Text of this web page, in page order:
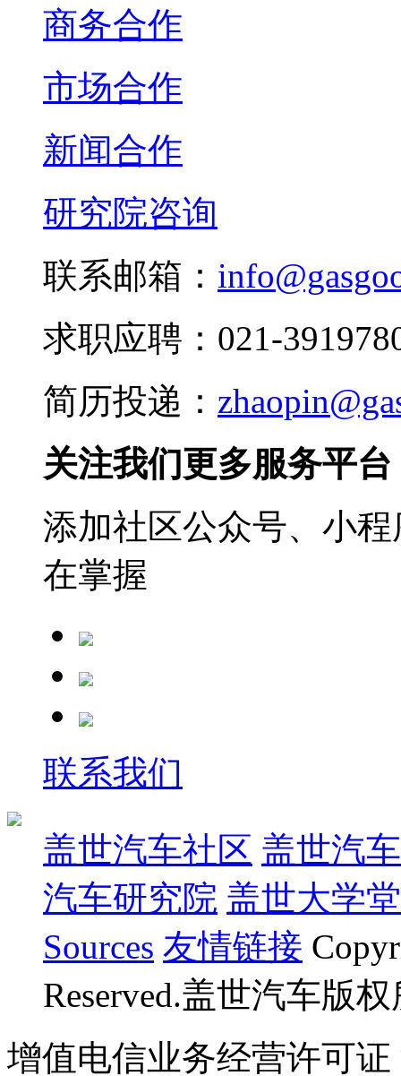
商务合作
市场合作
新闻合作
研究院咨询
联系邮箱：
求职应聘：021-
简历投递：
关注我们更多服务平台
添加社区公众号、小
在掌握
联系我们
盖世汽车社区 盖世汽
汽车研究院 盖世大学堂
Sources 友情链接
Reserved.盖世汽车版
增值电信业务经营许可证